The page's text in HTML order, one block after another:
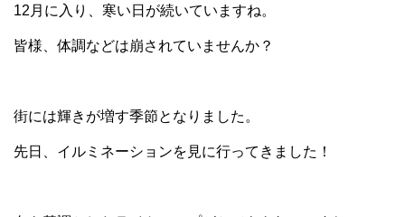
12月に入り、寒い日が続いていますね。
皆様、体調などは崩されていませんか？
街には輝きが増す季節となりました。
先日、イルミネーションを見に行ってきました！